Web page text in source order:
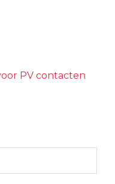
PV contacten